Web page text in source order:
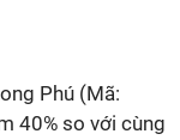
Phú (Mã:
40% so với cùng